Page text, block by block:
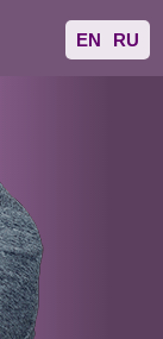
EN RU